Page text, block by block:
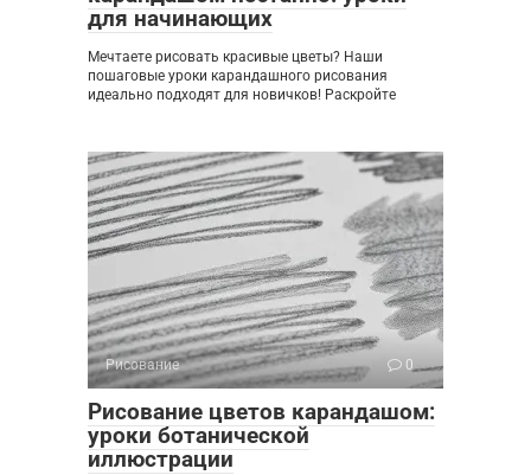
для начинающих
Мечтаете рисовать красивые цветы? Наши
пошаговые уроки карандашного рисования
идеально подходят для новичков! Раскройте
Рисование 0
Рисование цветов карандашом:
уроки ботанической
иллюстрации